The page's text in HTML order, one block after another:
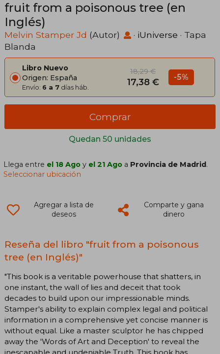
fruit from a poisonous tree (en
Inglés)
Melvin Stamper Jd (Autor) · iUniverse · Tapa
Blanda
Libro Nuevo
Origen: España
Envío: 6 a 7 días háb.
18,29 €
17,38 € -5%
Quedan 50 unidades
Comprar
Llega entre el 18 Ago y el 21 Ago a Provincia de Madrid.
Seleccionar ubicación
Agregar a lista de
deseos
Comparte y gana
dinero
Reseña del libro "fruit from a poisonous
tree (en Inglés)"
"This book is a veritable powerhouse that shatters, in
one instant, the wall of lies and deceit that took
decades to build upon our impressionable minds.
Stamper's ability to explain complex legal and political
information in a comprehensive yet concise manner is
without equal. Like a master sculptor he has chipped
away the 'Words of Art and Deception' to reveal the